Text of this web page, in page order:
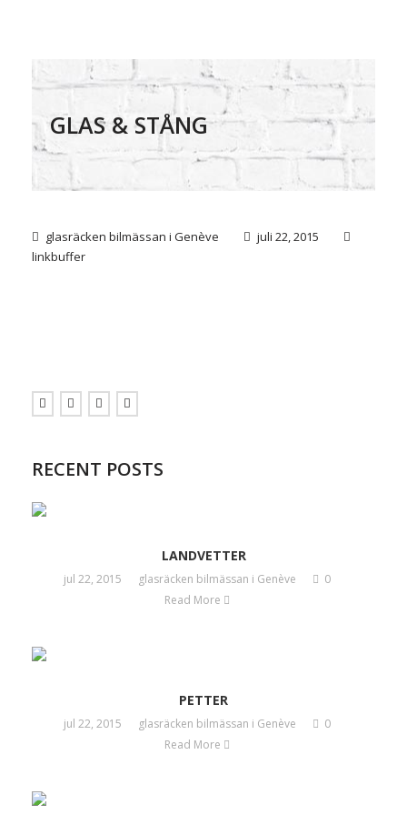
GLAS & STÅNG
glasräcken bilmässan i Genève
juli 22, 2015
linkbuffer
RECENT POSTS
LANDVETTER
jul 22, 2015 glasräcken bilmässan i Genève
0
Read More
PETTER
jul 22, 2015 glasräcken bilmässan i Genève
0
Read More